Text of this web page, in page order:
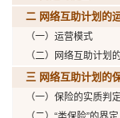
二 网络互助计划的
（一）运营模式
（二）网络互助计划
三 网络互助计划的
（一）保险的实质判